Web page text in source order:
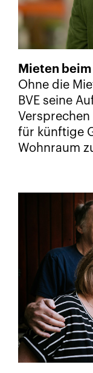
Mieten beim
Ohne die
BVE seine
für künftige
Wohnraum